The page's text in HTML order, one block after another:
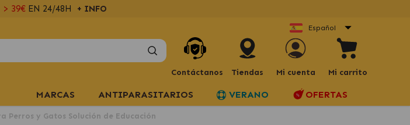
> 39€EN 24/48H + INFO
Español
Contáctanos Tiendas Mi cuenta Mi carrito
MARCAS ANTIPARASITARIOS VERANO OFERTAS
Perros y Gatos Solución de Educación